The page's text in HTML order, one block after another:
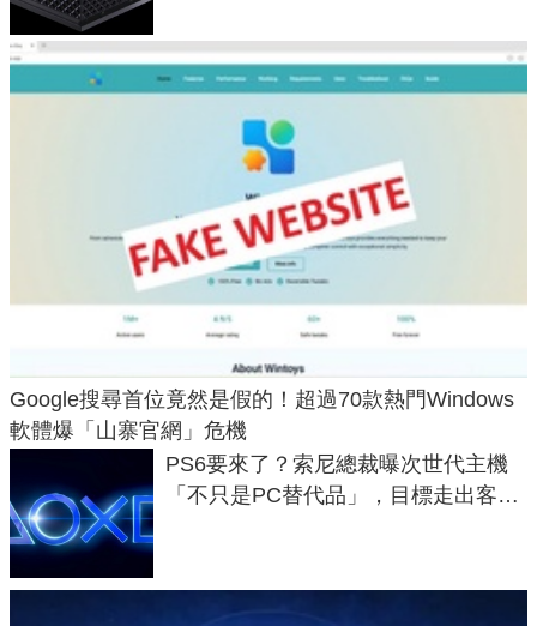
Google搜尋首位竟然是假的！超過70款熱門Windows
軟體爆「山寨官網」危機
PS6要來了？索尼總裁曝次世代主機
「不只是PC替代品」，目標走出客